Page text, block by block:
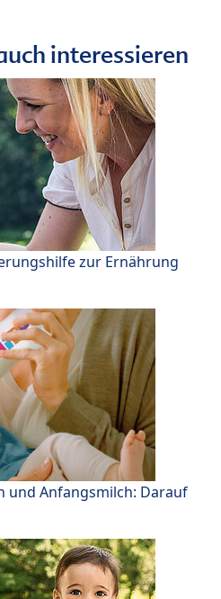
interessieren
zur Ernährung
und Anfangsmilch: Darauf